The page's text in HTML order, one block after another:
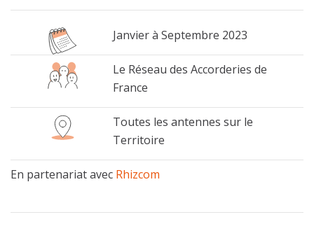
Janvier à Septembre 2023
Le Réseau des Accorderies de
France
Toutes les antennes sur le
Territoire
En partenariat avec Rhizcom